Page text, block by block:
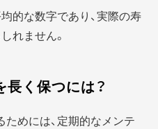
的な数字であり、実際の寿
れません。
く保つには？
めには、定期的なメンテ